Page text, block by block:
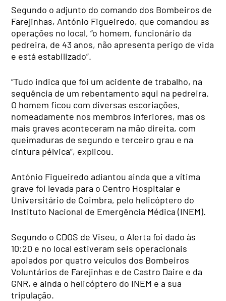
Segundo o adjunto do comando dos Bombeiros de
Farejinhas, António Figueiredo, que comandou as
operações no local, “o homem, funcionário da
pedreira, de 43 anos, não apresenta perigo de vida
e está estabilizado”.
“Tudo indica que foi um acidente de trabalho, na
sequência de um rebentamento aqui na pedreira.
O homem ficou com diversas escoriações,
nomeadamente nos membros inferiores, mas os
mais graves aconteceram na mão direita, com
queimaduras de segundo e terceiro grau e na
cintura pélvica”, explicou.
António Figueiredo adiantou ainda que a vítima
grave foi levada para o Centro Hospitalar e
Universitário de Coimbra, pelo helicóptero do
Instituto Nacional de Emergência Médica (INEM).
Segundo o CDOS de Viseu, o Alerta foi dado às
10:20 e no local estiveram seis operacionais
apoiados por quatro veículos dos Bombeiros
Voluntários de Farejinhas e de Castro Daire e da
GNR, e ainda o helicóptero do INEM e a sua
tripulação.